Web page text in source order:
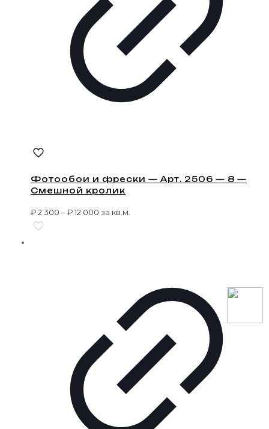
Фотообои и фрески — Арт. 2506 — 8 —
Смешной кролик
₽2 300 –₽12 000 за кв.м.